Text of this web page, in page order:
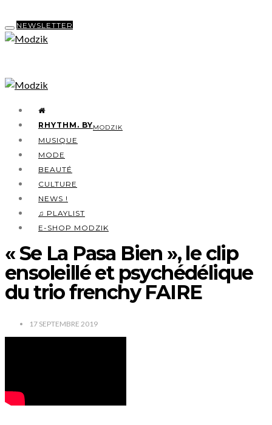
NEWSLETTER
RHYTHM. BYMODZIK
MUSIQUE
MODE
BEAUTÉ
CULTURE
NEWS !
♫ PLAYLIST
E-SHOP MODZIK
« Se La Pasa Bien », le clip
ensoleillé et psychédélique
du trio frenchy FAIRE
17 SEPTEMBRE 2019